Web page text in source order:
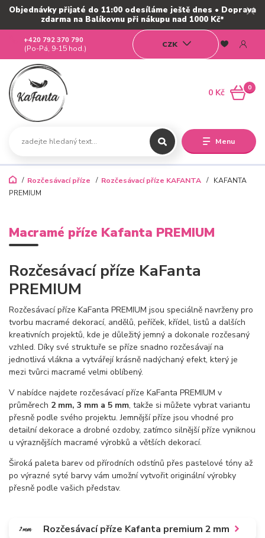
Objednávky přijaté do 11:00 odesíláme ještě dnes • Doprava
zdarma na Balíkovnu při nákupu nad 1000 Kč*
Menu
CZK
+420 792 370 790
(Po-Pá, 9-15 hod.)
0
0 Kč
Rozčesávací příze Rozčesávací příze KAFANTA
KAFANTA
PREMIUM
Macramé příze Kafanta PREMIUM
Rozčesávací příze KaFanta
PREMIUM
Rozčesávací příze KaFanta PREMIUM jsou speciálně navrženy pro
tvorbu macramé dekorací, andělů, peříček, křídel, listů a dalších
kreativních projektů, kde je důležitý jemný a dokonale rozčesaný
vzhled. Díky své struktuře se příze snadno rozčesávají na
jednotlivá vlákna a vytvářejí krásně nadýchaný efekt, který je
mezi tvůrci macramé velmi oblíbený.
V nabídce najdete rozčesávací příze KaFanta PREMIUM v
průměrech 2 mm, 3 mm a 5 mm, takže si můžete vybrat variantu
přesně podle svého projektu. Jemnější příze jsou vhodné pro
detailní dekorace a drobné ozdoby, zatímco silnější příze vyniknou
u výraznějších macramé výrobků a větších dekorací.
Široká paleta barev od přírodních odstínů přes pastelové tóny až
po výrazné syté barvy vám umožní vytvořit originální výrobky
přesně podle vašich představ.
Rozčesávací příze Kafanta premium 2 mm